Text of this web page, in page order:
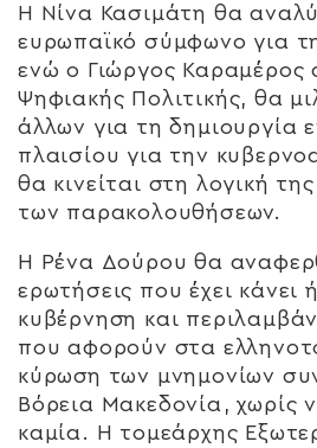
Η Νίνα Κασιμάτη θα
ευρωπαϊκό σύμφωνο για
ενώ ο Γιώργος Καραμέρος
Ψηφιακής Πολιτικής, θα
άλλων για τη δημιουργία
πλαισίου για την
θα κινείται στη λογική
των παρακολουθήσεων.
Η Ρένα Δούρου θα
ερωτήσεις που έχει κάνει
κυβέρνηση και
που αφορούν στα
κύρωση των μνημονίων
Βόρεια Μακεδονία, χωρίς
καμία. Η τομεάρχης